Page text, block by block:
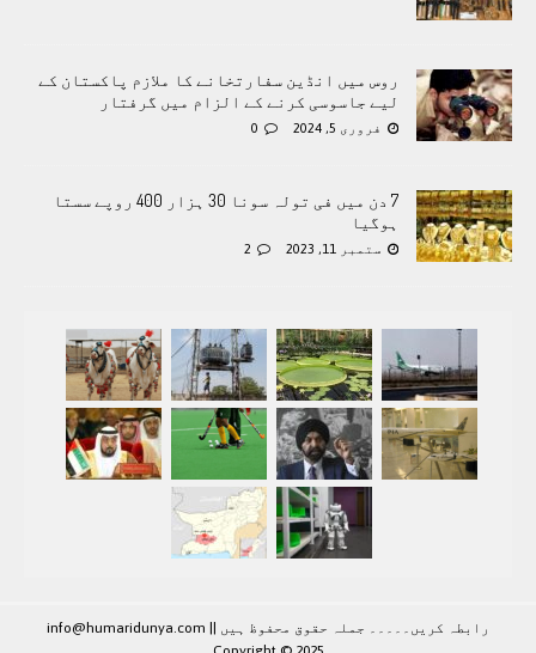
روس میں انڈین سفارتخانے کا ملازم پاکستان کے
لیے جاسوسی کرنے کے الزام میں گرفتار
فروری 5, 2024 0
7 دن میں فی تولہ سونا 30 ہزار 400 روپے سستا
ہوگیا
ستمبر 11, 2023 2
رابطہ کريں۔۔۔۔۔ جملہ حقوق محفوظ ہيں | info@humaridunya.com